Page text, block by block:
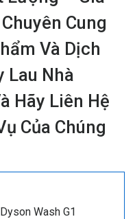
Cung
Và Dịch
Lau Nhà
Hãy Liên Hệ
Của Chúng
Wash G1